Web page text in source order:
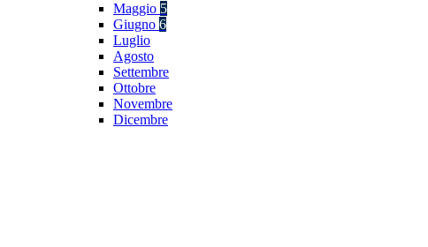
Maggio 5
Giugno 6
Luglio
Agosto
Settembre
Ottobre
Novembre
Dicembre